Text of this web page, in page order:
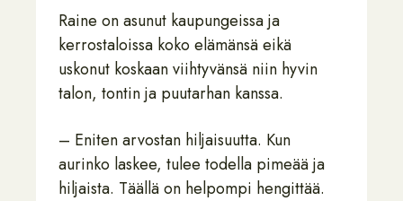
Raine on asunut kaupungeissa ja
kerrostaloissa koko elämänsä eikä
uskonut koskaan viihtyvänsä niin hyvin
talon, tontin ja puutarhan kanssa.
– Eniten arvostan hiljaisuutta. Kun
aurinko laskee, tulee todella pimeää ja
hiljaista. Täällä on helpompi hengittää.